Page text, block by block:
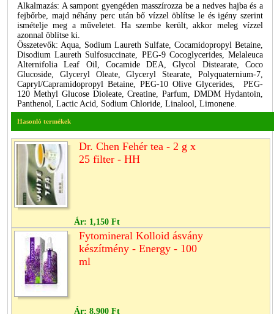
Alkalmazás: A sampont gyengéden masszírozza be a nedves hajba és a
fejbőrbe, majd néhány perc után bő vízzel öblítse le és igény szerint
ismételje meg a műveletet. Ha szembe került, akkor meleg vízzel
azonnal öblítse ki.
Összetevők: Aqua, Sodium Laureth Sulfate, Cocamidopropyl Betaine,
Disodium Laureth Sulfosuccinate, PEG-9 Cocoglycerides, Melaleuca
Alternifolia Leaf Oil, Cocamide DEA, Glycol Distearate, Coco
Glucoside, Glyceryl Oleate, Glyceryl Stearate, Polyquaternium-7,
Capryl/Capramidopropyl Betaine, PEG-10 Olive Glycerides, PEG-
120 Methyl Glucose Dioleate, Creatine, Parfum, DMDM Hydantoin,
Panthenol, Lactic Acid, Sodium Chloride, Linalool, Limonene.
Hasonló termékek
Dr. Chen Fehér tea - 2 g x
25 filter - HH
Ár: 1,150 Ft
Fytomineral Kolloid ásvány
készítmény - Energy - 100
ml
Ár: 8,900 Ft